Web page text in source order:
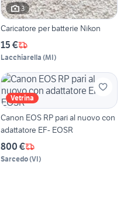
3
Caricatore per batterie Nikon
15 €
Lacchiarella (MI)
Vetrina
Canon EOS RP pari al nuovo con
adattatore EF- EOSR
800 €
Sarcedo(VI)